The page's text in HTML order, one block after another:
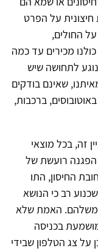
חיצונית על הפרט
החולים,
מכירים עד כמה
לתחושה שיש
שאינם בודקים
ברכבות,
זה, בכל מוצאי
רועשת של
החיסון, התו
רב כי הנושא
משלהם. האמת שלא
בכניסה
על צג הטלפון שבידי